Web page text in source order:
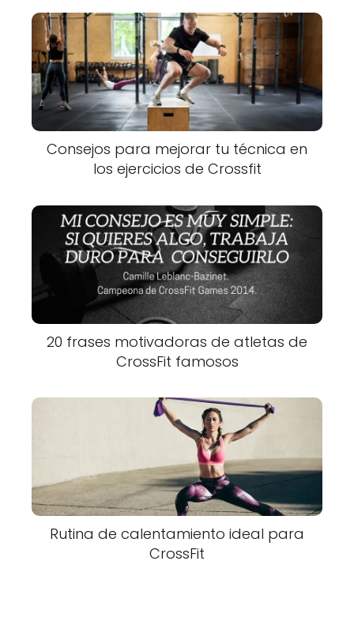
Consejos para mejorar tu técnica en
los ejercicios de Crossfit
20 frases motivadoras de atletas de
CrossFit famosos
Rutina de calentamiento ideal para
CrossFit